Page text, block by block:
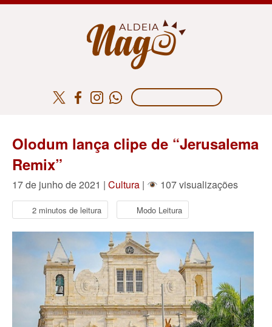
Olodum lança clipe de “Jerusalema
Remix”
17 de junho de 2021 | Cultura | 107 visualizações
2 minutos de leitura Modo Leitura